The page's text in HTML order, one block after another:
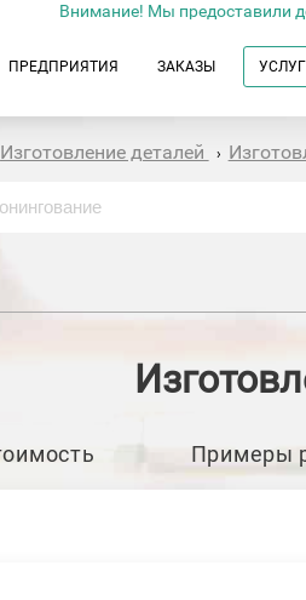
Внимание! Мы предоставили
ПРЕДПРИЯТИЯ ЗАКАЗЫ
Изготовление деталей ›
Примеры